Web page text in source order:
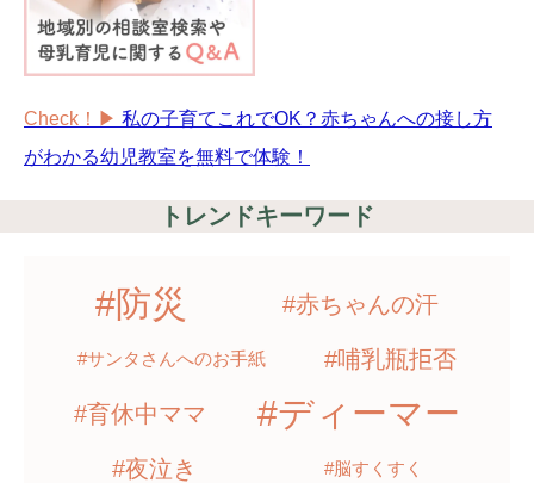
Check！▶︎ 私の子育てこれでOK？赤ちゃんへの接し方
がわかる幼児教室を無料で体験！
トレンドキーワード
#防災 #赤ちゃんの汗
#サンタさんへのお手紙 #哺乳瓶拒否
#育休中ママ #ディーマー
#夜泣き #脳すくすく